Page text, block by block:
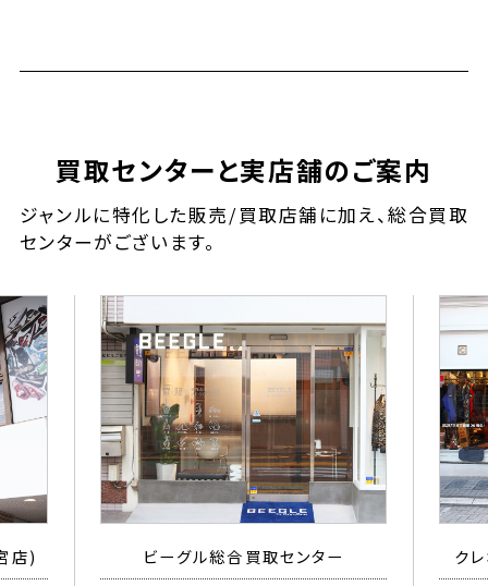
買取センターと実店舗のご案内
ジャンルに特化した販売/買取店舗に加え、総合買取
センターがございます。
店) ビーグル総合買取センター ク